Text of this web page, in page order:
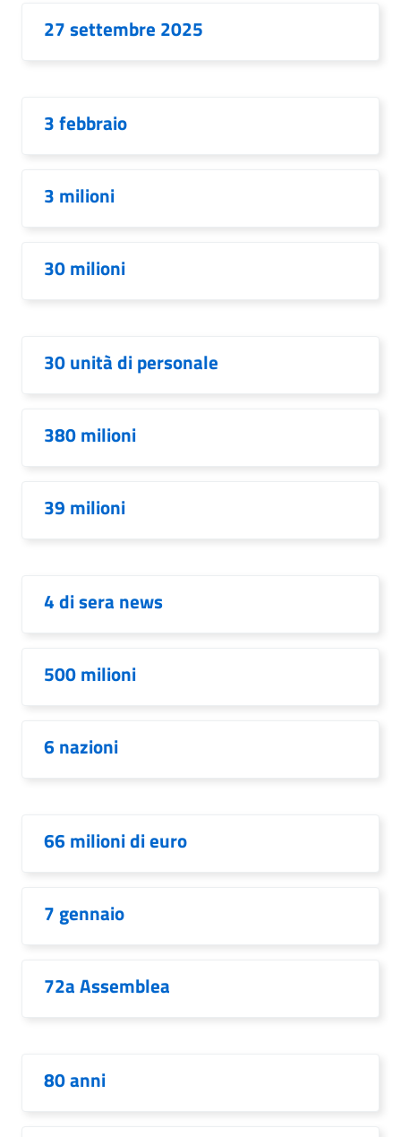
27 settembre 2025
3 febbraio
3 milioni
30 milioni
30 unità di personale
380 milioni
39 milioni
4 di sera news
500 milioni
6 nazioni
66 milioni di euro
7 gennaio
72a Assemblea
80 anni